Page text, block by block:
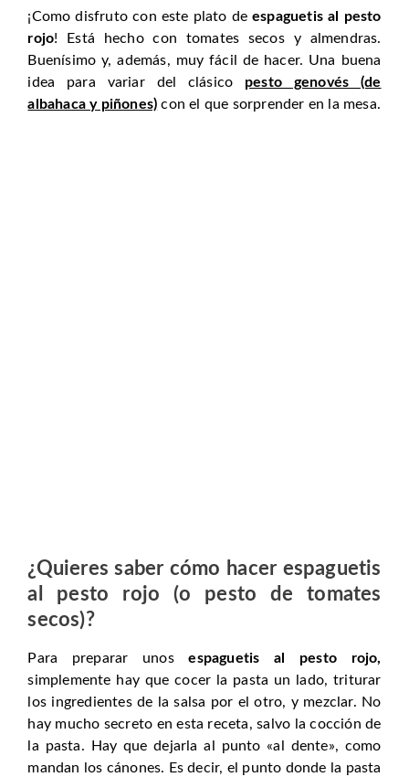
¡Como disfruto con este plato deespaguetis al pesto
rojo! Está hecho con tomates secos y almendras.
Buenísimo y, además, muy fácil de hacer. Una buena
idea para variar del clásico pesto genovés (de
albahaca y piñones) con el que sorprender en la mesa.
¿Quieres saber cómo hacer espaguetis
al pesto rojo (o pesto de tomates
secos)?
Para preparar unosespaguetis al pesto rojo,
simplemente hay que cocer la pasta un lado, triturar
los ingredientes de la salsa por el otro, y mezclar. No
hay mucho secreto en esta receta, salvo la cocción de
la pasta. Hay que dejarla al punto «al dente», como
mandan los cánones. Es decir, el punto donde la pasta